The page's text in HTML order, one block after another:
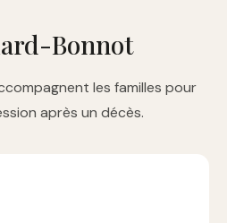
Bonnot
les familles pour
après un décès.